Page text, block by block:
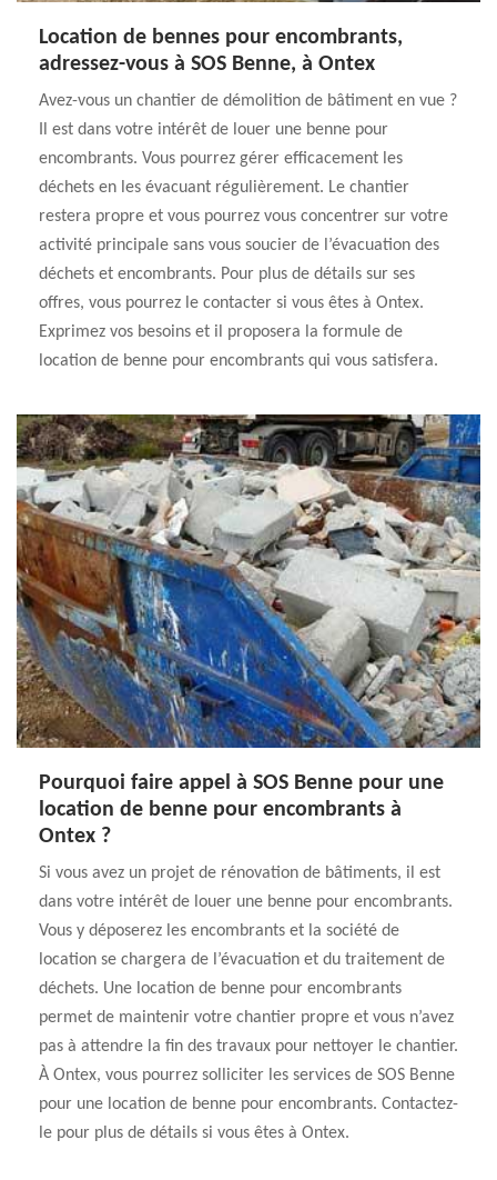
Location de bennes pour encombrants,
adressez-vous à SOS Benne, à Ontex
Avez-vous un chantier de démolition de bâtiment en vue ?
Il est dans votre intérêt de louer une benne pour
encombrants. Vous pourrez gérer efficacement les
déchets en les évacuant régulièrement. Le chantier
restera propre et vous pourrez vous concentrer sur votre
activité principale sans vous soucier de l’évacuation des
déchets et encombrants. Pour plus de détails sur ses
offres, vous pourrez le contacter si vous êtes à Ontex.
Exprimez vos besoins et il proposera la formule de
location de benne pour encombrants qui vous satisfera.
Pourquoi faire appel à SOS Benne pour une
location de benne pour encombrants à
Ontex ?
Si vous avez un projet de rénovation de bâtiments, il est
dans votre intérêt de louer une benne pour encombrants.
Vous y déposerez les encombrants et la société de
location se chargera de l’évacuation et du traitement de
déchets. Une location de benne pour encombrants
permet de maintenir votre chantier propre et vous n’avez
pas à attendre la fin des travaux pour nettoyer le chantier.
À Ontex, vous pourrez solliciter les services de SOS Benne
pour une location de benne pour encombrants. Contactez-
le pour plus de détails si vous êtes à Ontex.